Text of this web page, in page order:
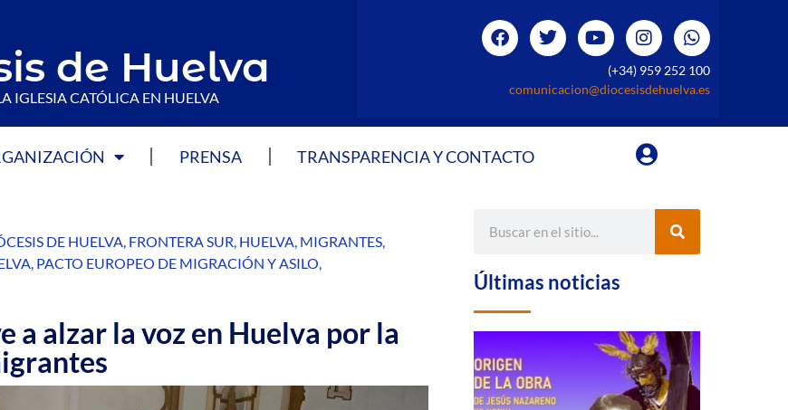
de Huelva
IGLESIA CATÓLICA EN HUELVA
(+34) 959 252 100
comunicacion@diocesisdehuelva.es
PRENSA TRANSPARENCIA Y CONTACTO
DE HUELVA, FRONTERA SUR, HUELVA, MIGRANTES,
, PACTO EUROPEO DE MIGRACIÓN Y ASILO,
a alzar la voz en Huelva por la
Últimas noticias